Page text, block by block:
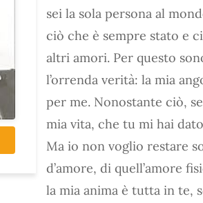
sei la sola persona al
ciò che è sempre stato e
altri amori. Per questo
l’orrenda verità: la mia
per me. Nonostante ciò,
mia vita, che tu mi hai
Ma io non voglio restare
d’amore, di quell’amore
la mia anima è tutta in te,